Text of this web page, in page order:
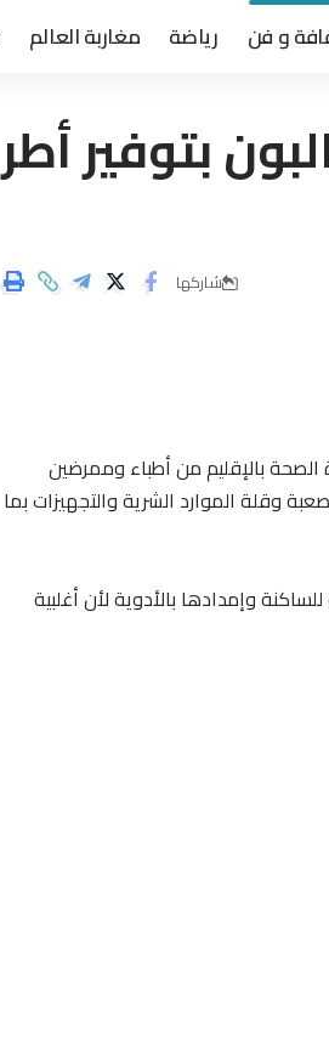
و فن رياضة مغاربة العالم
بتوفير أطر
شاركها
بها أطر وزارة الصحة بالإقليم من أطباء وممرضين
وقلة الموارد الشرية والتجهيزات بما
وإمدادها بالأدوية لأن أغلبية